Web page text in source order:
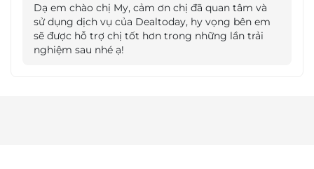
Dạ em chào chị My, cảm ơn chị đã quan tâm và
sử dụng dịch vụ của Dealtoday, hy vọng bên em
sẽ được hỗ trợ chị tốt hơn trong những lần trải
nghiệm sau nhé ạ!